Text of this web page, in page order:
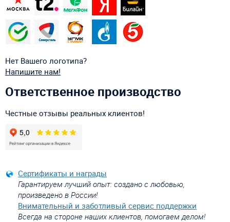
Нет Вашего логотипа?
Напишите нам!
Ответственное производство
Честные отзывы реальных клиентов!
Сертификаты и награды
Гарантируем лучший опыт: создано с любовью,
произведено в России!
Внимательный и заботливый сервис поддержки
Всегда на стороне наших клиентов, помогаем делом!